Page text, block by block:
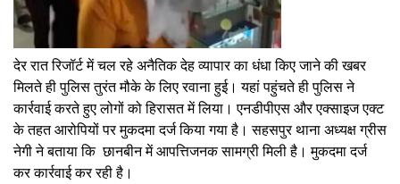
देर रात रिजॉर्ट में चल रहे अनैतिक देह व्यापार का धंधा किए जाने की खबर
मिलते ही पुलिस तुरंत मौके के लिए रवाना हुई। यहां पहुंचते ही पुलिस ने
कार्रवाई करते हुए लोगों को हिरासत में लिया। एनडीपीएस और एक्साइज एक्ट
के तहत आरोपियों पर मुकदमा दर्ज किया गया है। सहसपुर थाना अध्यक्ष ग्रीस
नेगी ने बताया कि छानबीन में आपत्तिजनक सामग्री मिली है। मुकदमा दर्ज
कर कार्रवाई कर रही है।